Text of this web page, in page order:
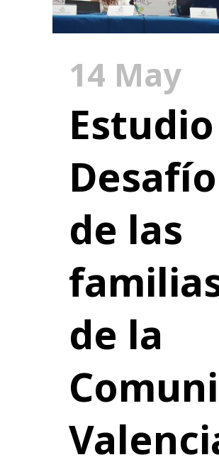
14 May
Estudio
de las
de la